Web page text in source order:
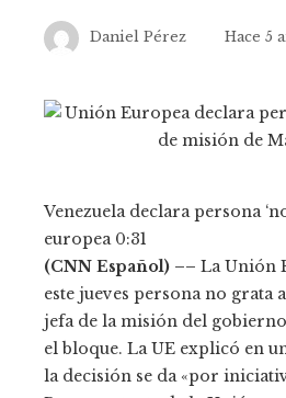
Daniel Pérez Hace 5
Venezuela declara persona
europea 0:31
(CNN Español) –– La Unión
este jueves persona no grata
jefa de la misión del gobierno
el bloque. La UE explicó en
la decisión se da «por